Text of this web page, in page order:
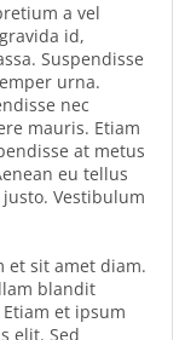
a vel
id,
Suspendisse
urna.
nec
mauris. Etiam
at metus
eu tellus
Vestibulum
et sit amet diam.
blandit
et ipsum
elit. Sed